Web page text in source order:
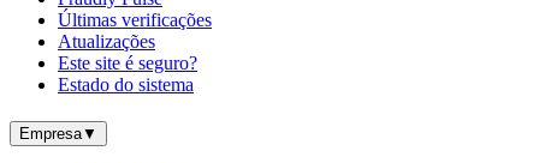
Últimas verificações
Atualizações
Este site é seguro?
Estado do sistema
Empresa▼